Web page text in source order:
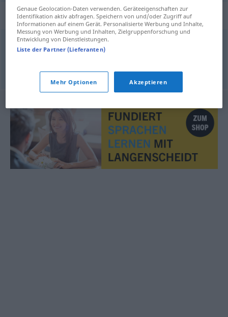
Synonyme für "durchstellen"
vermitteln,verbinden
© OpenThesaurus.de
Genaue Geolocation-Daten verwenden. Geräteeigenschaften zur
Identifikation aktiv abfragen. Speichern von und/oder Zugriff auf
Informationen auf einem Gerät. Personalisierte Werbung und Inhalte,
Messung von Werbung und Inhalten, Zielgruppenforschung und
Entwicklung von Dienstleistungen.
Liste der Partner (Lieferanten)
Mehr Optionen Akzeptieren